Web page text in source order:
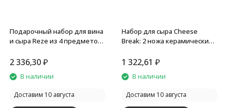
Подарочный набор для вина
и сыра Reze из 4 предметов,
2 336,30₽
В наличии
Доставим 10 августа
Набор для сыра Cheese
Break: 2 ножа керамических
керамическая доска
1 322,61 ₽
В наличии
Доставим 10 августа